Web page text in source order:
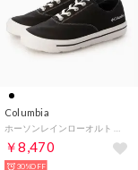
Columbia
￥8,470
30%OFF